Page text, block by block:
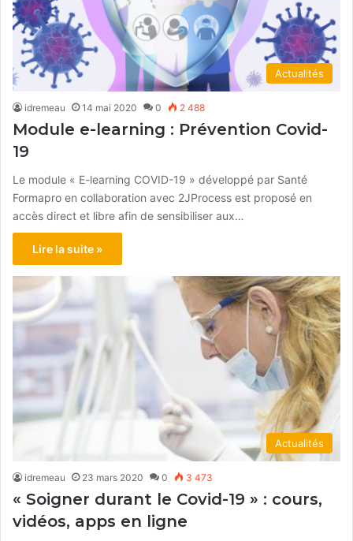
Actualités
idremeau 14 mai 2020 0 2 488
Module e-learning : Prévention Covid-
19
Le module « E-learning COVID-19 » développé par Santé
Formapro en collaboration avec 2JProcess est proposé en
accès direct et libre afin de sensibiliser aux…
Lire la suite »
Actualités
idremeau 23 mars 2020 0 3 473
« Soigner durant le Covid-19 » : cours,
vidéos, apps en ligne